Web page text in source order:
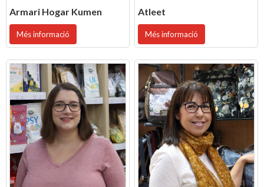
Armari Hogar Kumen
Més informació
Atleet
Més informació